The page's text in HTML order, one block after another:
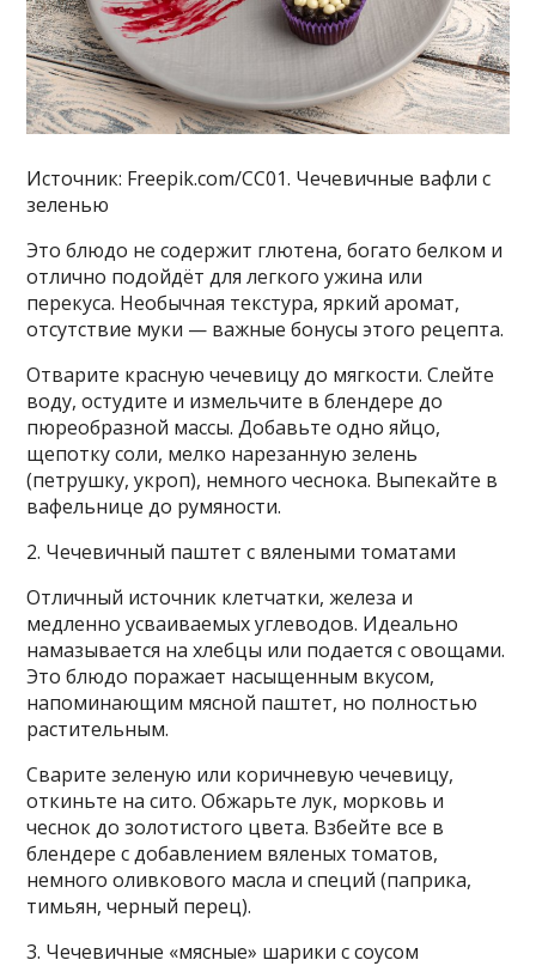
Источник: Freepik.com/CC01. Чечевичные вафли с
зеленью
Это блюдо не содержит глютена, богато белком и
отлично подойдёт для легкого ужина или
перекуса. Необычная текстура, яркий аромат,
отсутствие муки — важные бонусы этого рецепта.
Отварите красную чечевицу до мягкости. Слейте
воду, остудите и измельчите в блендере до
пюреобразной массы. Добавьте одно яйцо,
щепотку соли, мелко нарезанную зелень
(петрушку, укроп), немного чеснока. Выпекайте в
вафельнице до румяности.
2. Чечевичный паштет с вялеными томатами
Отличный источник клетчатки, железа и
медленно усваиваемых углеводов. Идеально
намазывается на хлебцы или подается с овощами.
Это блюдо поражает насыщенным вкусом,
напоминающим мясной паштет, но полностью
растительным.
Сварите зеленую или коричневую чечевицу,
откиньте на сито. Обжарьте лук, морковь и
чеснок до золотистого цвета. Взбейте все в
блендере с добавлением вяленых томатов,
немного оливкового масла и специй (паприка,
тимьян, черный перец).
3. Чечевичные «мясные» шарики с соусом